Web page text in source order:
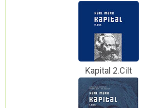
Kapital 2.Cilt